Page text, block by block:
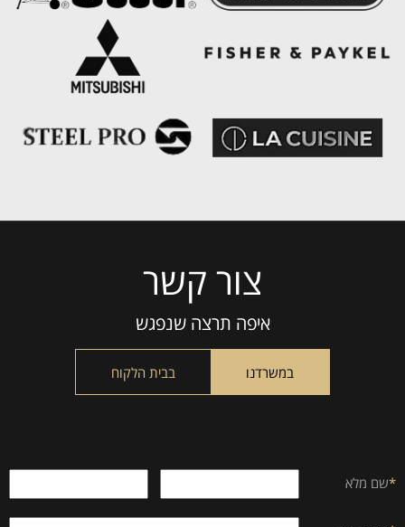
צור קשר
איפה תרצה שנפגש
במשרדנו בבית הלקוח
*שם מלא